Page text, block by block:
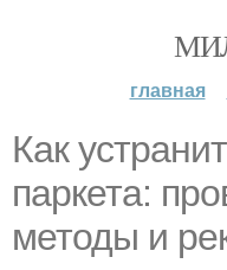
главная
Как
паркета:
методы и